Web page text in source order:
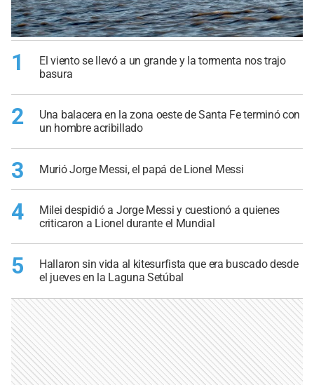
1
El viento se llevó a un grande y la tormenta nos trajo
basura
2
Una balacera en la zona oeste de Santa Fe terminó con
un hombre acribillado
3 Murió Jorge Messi, el papá de Lionel Messi
4
Milei despidió a Jorge Messi y cuestionó a quienes
criticaron a Lionel durante el Mundial
5
Hallaron sin vida al kitesurfista que era buscado desde
el jueves en la Laguna Setúbal